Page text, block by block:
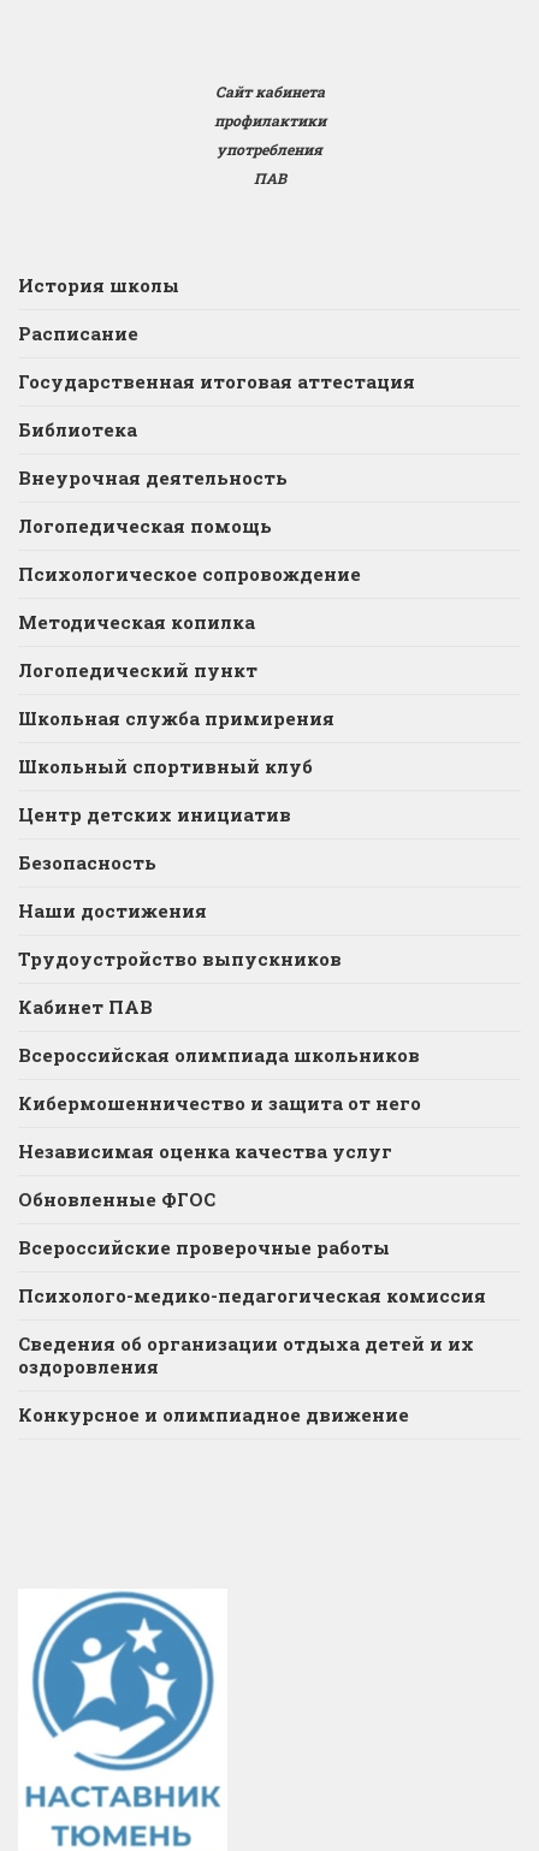
Сайт кабинета
профилактики
употребления
ПАВ
История школы
Расписание
Государственная итоговая аттестация
Библиотека
Внеурочная деятельность
Логопедическая помощь
Психологическое сопровождение
Методическая копилка
Логопедический пункт
Школьная служба примирения
Школьный спортивный клуб
Центр детских инициатив
Безопасность
Наши достижения
Трудоустройство выпускников
Кабинет ПАВ
Всероссийская олимпиада школьников
Кибермошенничество и защита от него
Независимая оценка качества услуг
Обновленные ФГОС
Всероссийские проверочные работы
Психолого-медико-педагогическая комиссия
Сведения об организации отдыха детей и их
оздоровления
Конкурсное и олимпиадное движение